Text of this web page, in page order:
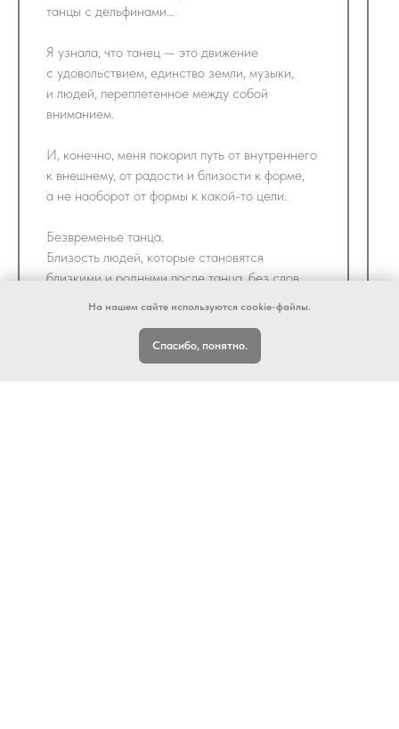
танцы с дельфинами…
Я узнала, что танец — это движение
с удовольствием, единство земли, музыки,
и людей, переплетенное между собой
вниманием.
И, конечно, меня покорил путь от внутреннего
к внешнему, от радости и близости к форме,
а не наоборот от формы к какой-то цели.
Безвременье танца.
Близость людей, которые становятся
близкими и родными после танца, без слов
Спасибо Марина! За расширение
На нашем сайте используются cookie-файлы.
Спасибо, понятно.